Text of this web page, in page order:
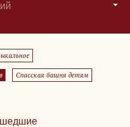
Спасская башня детям